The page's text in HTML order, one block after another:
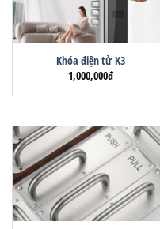
Khóa điện tử K3
1,000,000₫